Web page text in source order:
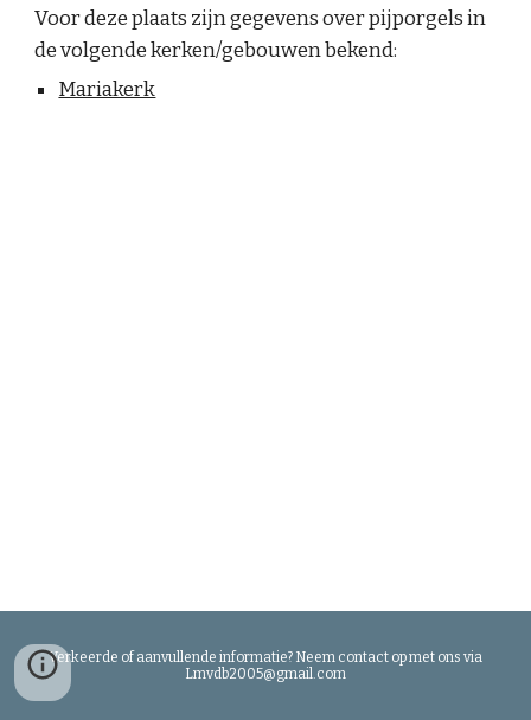
Voor deze plaats zijn gegevens over pijporgels in
de volgende kerken/gebouwen bekend:
Mariakerk
Verkeerde of aanvullende informatie? Neem contact op met ons via
Lmvdb2005@gmail.com